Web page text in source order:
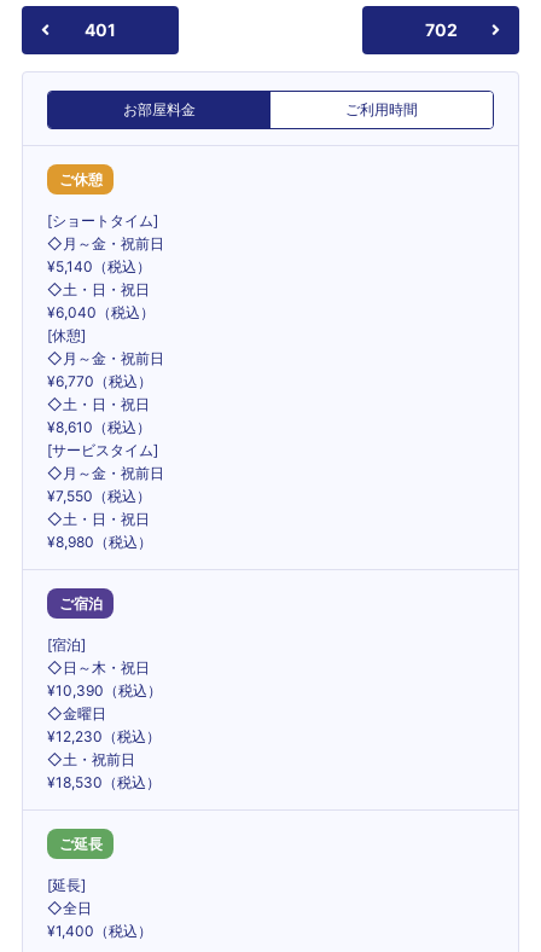
401 702
お部屋料金 ご利用時間
ご休憩
[ショートタイム]
◇月～金・祝前日
¥5,140（税込）
◇土・日・祝日
¥6,040（税込）
[休憩]
◇月～金・祝前日
¥6,770（税込）
◇土・日・祝日
¥8,610（税込）
[サービスタイム]
◇月～金・祝前日
¥7,550（税込）
◇土・日・祝日
¥8,980（税込）
ご宿泊
[宿泊]
◇日～木・祝日
¥10,390（税込）
◇金曜日
¥12,230（税込）
◇土・祝前日
¥18,530（税込）
ご延長
[延長]
◇全日
¥1,400（税込）